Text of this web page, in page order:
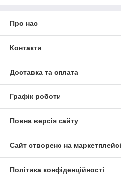
Про нас
Контакти
Доставка та оплата
Графік роботи
Повна версія сайту
Сайт створено на маркетплейсі
Політика конфіденційності